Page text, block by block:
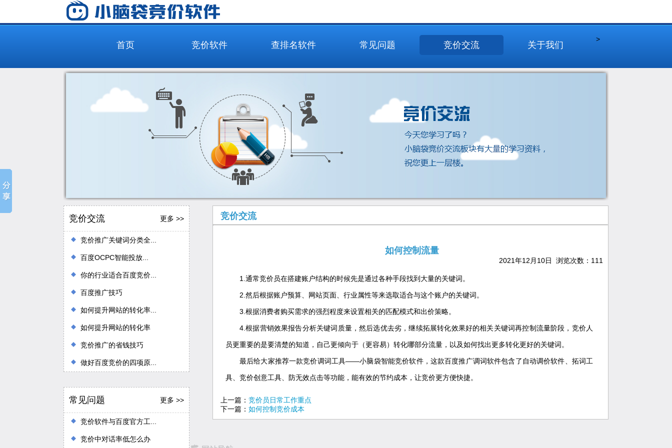
首页 竞价软件 查排名软件
>
常见问题 竞价交流 关于我们
竞价交流 更多 >>
竞价推广关键词分类全...
百度OCPC智能投放...
你的行业适合百度竞价...
百度推广技巧
如何提升网站的转化率...
如何提升网站的转化率
竞价推广的省钱技巧
做好百度竞价的四项原...
常见问题 更多 >>
竞价软件与百度官方工...
竞价中对话率低怎么办
竞价交流
如何控制流量
2021年12月10日 浏览次数： 111
1.通常竞价员在搭建账户结构的时候先是通过各种手段找到大量的关键词。
2.然后根据账户预算、网站页面、行业属性等来选取适合与这个账户的关键词。
3.根据消费者购买需求的强烈程度来设置相关的匹配模式和出价策略。
4.根据营销效果报告分析关键词质量，然后选优去劣，继续拓展转化效果好的相关关键词再控制流量阶段，竞价人
员更重要的是要清楚的知道，自己更倾向于（更容易）转化哪部分流量，以及如何找出更多转化更好的关键词。
最后给大家推荐一款竞价调词工具——小脑袋智能竞价软件，这款百度推广调词软件包含了自动调价软件、拓词工
具、竞价创意工具、防无效点击等功能，能有效的节约成本，让竞价更方便快捷。
上一篇： 竞价员日常工作重点
下一篇： 如何控制竞价成本